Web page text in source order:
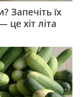
Запечіть їх
хіт літа